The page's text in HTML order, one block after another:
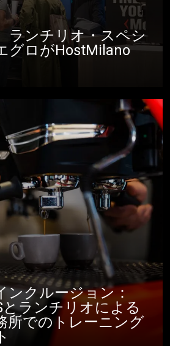
ランチリオ・スペシ
グロがHostMilano
ンクルージョン：
とランチリオによる
所でのトレーニング